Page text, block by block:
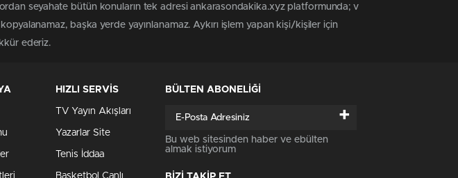
seyahate bütün konuların tek adresi ankarasondakika.xyz platformunda; v
başka yerde yayınlanamaz. Aykırı işlem yapan kişi/kişiler için
ederiz.
HIZLI SERVİS
TV Yayın Akışları
Yazarlar Site
Tenis İddaa
Basketbol Canlı
BÜLTEN ABONELİĞİ
+
Bu web sitesinden haber ve ebülten
almak istiyorum